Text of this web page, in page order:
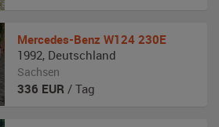
Mercedes-Benz W124 230E
1992, Deutschland
Sachsen
336 EUR / Tag